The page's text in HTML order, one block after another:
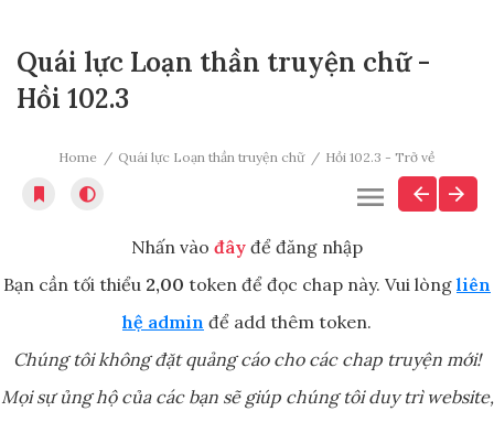
Quái lực Loạn thần truyện chữ -
Hồi 102.3
Home Quái lực Loạn thần truyện chữ Hồi 102.3 - Trở về
Nhấn vào đây để đăng nhập
Bạn cần tối thiểu 2,00 token để đọc chap này. Vui lòng liên
hệ admin để add thêm token.
Chúng tôi không đặt quảng cáo cho các chap truyện mới!
Mọi sự ủng hộ của các bạn sẽ giúp chúng tôi duy trì website,